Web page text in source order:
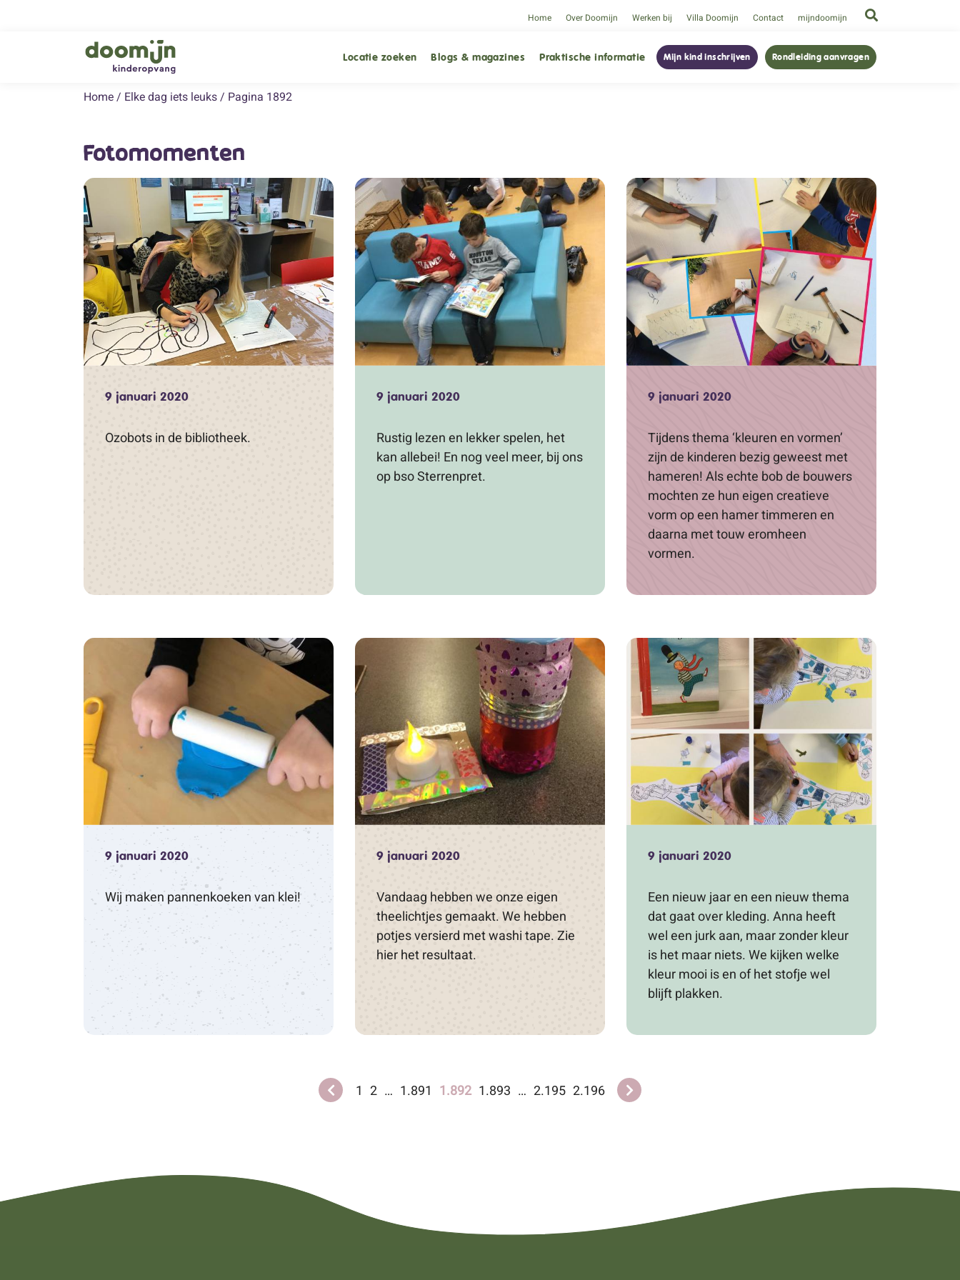
Home Over Doomijn Werken bij Villa Doomijn Contact mijndoomijn
Locatie zoeken Blogs & magazines Praktische informatie Mijn kind inschrijven Rondleiding aanvragen
Home / Elke dag iets leuks / Pagina 1892
Fotomomenten
9 januari 2020
Ozobots in de bibliotheek.
9 januari 2020
Rustig lezen en lekker spelen, het
kan allebei! En nog veel meer, bij ons
op bso Sterrenpret.
9 januari 2020
Tijdens thema ‘kleuren en vormen’
zijn de kinderen bezig geweest met
hameren! Als echte bob de bouwers
mochten ze hun eigen creatieve
vorm op een hamer timmeren en
daarna met touw eromheen
vormen.
9 januari 2020
Wij maken pannenkoeken van klei!
9 januari 2020
Vandaag hebben we onze eigen
theelichtjes gemaakt. We hebben
potjes versierd met washi tape. Zie
hier het resultaat.
9 januari 2020
Een nieuw jaar en een nieuw thema
dat gaat over kleding. Anna heeft
wel een jurk aan, maar zonder kleur
is het maar niets. We kijken welke
kleur mooi is en of het stofje wel
blijft plakken.
1 2 … 1.891 1.892 1.893 … 2.195 2.196